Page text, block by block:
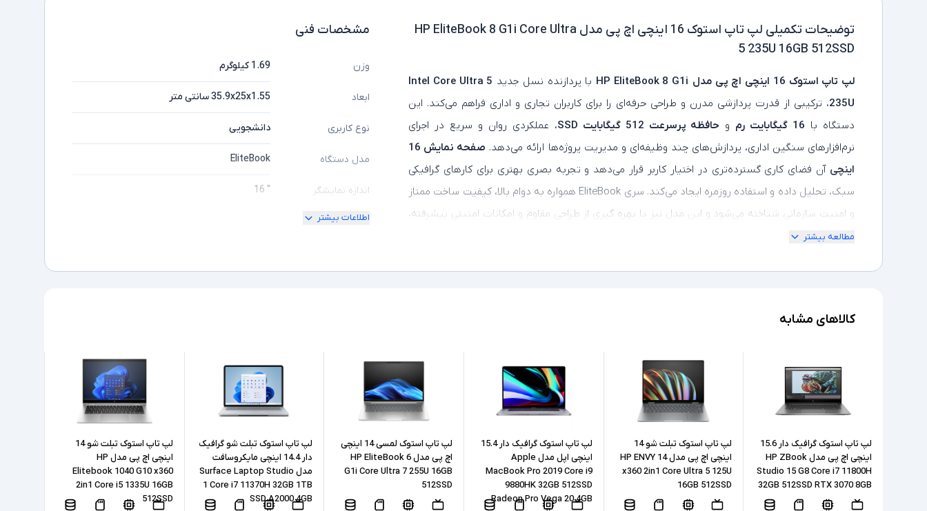
توضیحات تکمیلی
لپ تاپ استوک 16 اینچی اچ پی مدل HP EliteBook 8 G1i Core Ultra
5 235U 16GB 512SSD
لپ‌ تاپ استوک 16 اینچی اچ‌ پی مدل HP EliteBook 8 G1i با پردازنده نسل جدید Intel Core Ultra 5
235U، ترکیبی از قدرت پردازشی مدرن و طراحی حرفه‌ای را برای کاربران تجاری و اداری فراهم می‌کند. این
دستگاه با 16 گیگابایت رم و حافظه پرسرعت 512 گیگابایت SSD
، عملکردی روان و سریع در اجرای
نرم‌افزارهای سنگین اداری، پردازش‌های چند وظیفه‌ای و مدیریت پروژه‌ها ارائه می‌دهد.
صفحه‌ نمایش 16
اینچی آن فضای کاری گسترده‌تری در اختیار کاربر قرار می‌دهد و تجربه بصری بهتری برای کارهای گرافیکی
سبک، تحلیل داده و استفاده روزمره ایجاد می‌کند. سری EliteBook همواره به دوام بالا، کیفیت ساخت ممتاز
و امنیت سازمانی شناخته می‌شود و این مدل نیز با بهره‌ گیری از طراحی مقاوم و امکانات امنیتی پیشرفته،
گزینه‌ای مناسب برای محیط‌های کاری حرفه‌ای محسوب می‌شود. نسخه استوک این لپ‌ تاپ با حفظ کیفیت
مطالعه بیشتر
مشخصات فنی
وزن 1.69 کیلوگرم
ابعاد 35.9x25x1.55 سانتی متر
نوع کاربری دانشجویی
مدل دستگاه EliteBook
اندازه نمایشگر " 16
امکان چرخش
16GB
حافظه داخلی 512GB
نوع حافظه داخلی SSD
پردازنده گرافیکی Intel Arc Graphics
کارت گرافیک اختصاصی ندارد
اطلاعات بیشتر
کالاهای مشابه
لپ تاپ استوک گرافیک دار 15.6
اینچی اچ پی مدل HP ZBook
Studio 15 G8 Core i7 11800H
32GB 512SSD RTX 3070 8GB
لپ تاپ استوک تبلت شو 14
اینچی اچ پی مدل HP ENVY 14
x360 2in1 Core Ultra 5 125U
16GB 512SSD
لپ تاپ استوک گرافیک دار 15.4
اینچی اپل مدل Apple
MacBook Pro 2019 Core i9
9880HK 32GB 512SSD
Radeon Pro Vega 20 4GB
لپ تاپ استوک لمسی 14 اینچی
اچ پی مدل HP EliteBook 6
G1i Core Ultra 7 255U 16GB
512SSD
لپ تاپ استوک تبلت شو گرافیک
دار 14.4 اینچی مایکروسافت
مدل Surface Laptop Studio
1 Core i7 11370H 32GB 1TB
SSD A2000 4GB
لپ تاپ استوک تبلت شو 14
اینچی اچ پی مدل HP
Elitebook 1040 G10 x360
2in1 Core i5 1335U 16GB
512SSD